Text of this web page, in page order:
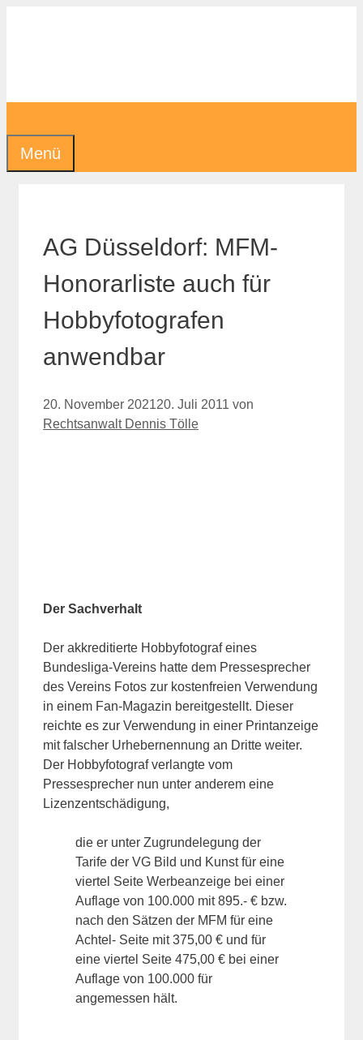
Menü
AG Düsseldorf: MFM-
Honorarliste auch für
Hobbyfotografen
anwendbar
20. November 202120. Juli 2011 von
Rechtsanwalt Dennis Tölle
Der Sachverhalt
Der akkreditierte Hobbyfotograf eines
Bundesliga-Vereins hatte dem Pressesprecher
des Vereins Fotos zur kostenfreien Verwendung
in einem Fan-Magazin bereitgestellt. Dieser
reichte es zur Verwendung in einer Printanzeige
mit falscher Urhebernennung an Dritte weiter.
Der Hobbyfotograf verlangte vom
Pressesprecher nun unter anderem eine
Lizenzentschädigung,
die er unter Zugrundelegung der
Tarife der VG Bild und Kunst für eine
viertel Seite Werbeanzeige bei einer
Auflage von 100.000 mit 895.- € bzw.
nach den Sätzen der MFM für eine
Achtel- Seite mit 375,00 € und für
eine viertel Seite 475,00 € bei einer
Auflage von 100.000 für
angemessen hält.